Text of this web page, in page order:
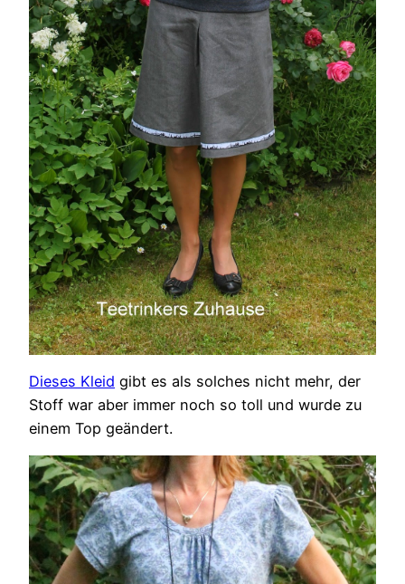
Dieses Kleid gibt es als solches nicht mehr, der
Stoff war aber immer noch so toll und wurde zu
einem Top geändert.